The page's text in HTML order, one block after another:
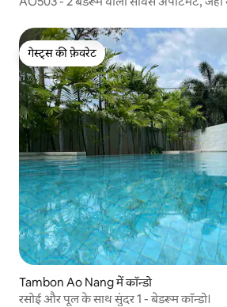
गेस्ट्स की फ़ेवरेट
गेस्ट्स की फ़ेवरेट
Tambon Ao Nang में कॉन्डो
रसोई और पूल के साथ सुंदर 1 - बेडरूम कॉन्डो।